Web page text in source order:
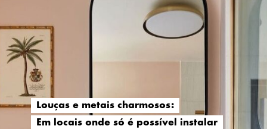
Louças e metais charmosos:
Em locais onde só é possível instalar
Louças e metais charmosos:
Em locais onde só é possível instalar